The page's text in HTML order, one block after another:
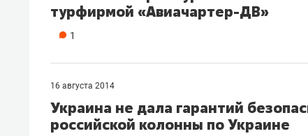
турфирмой «Авиачартер-ДВ»
1
16 августа 2014
Украина не дала гарантий
российской колонны по Украине
рынки, почему надо знать